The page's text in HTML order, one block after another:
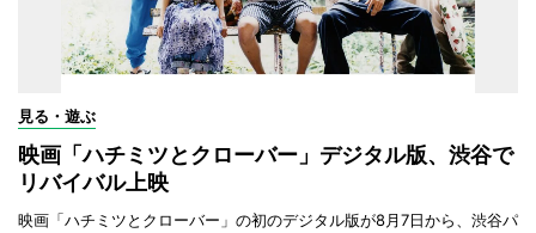
見る・遊ぶ
映画「ハチミツとクローバー」デジタル版、渋谷で
リバイバル上映
映画「ハチミツとクローバー」の初のデジタル版が8月7日から、渋谷パ